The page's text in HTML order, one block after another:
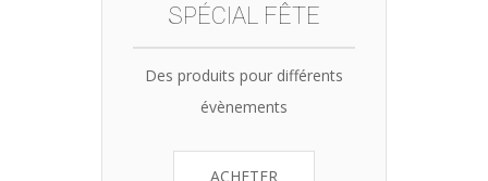
SPÉCIAL FÊTE
Des produits pour différents
évènements
ACHETER